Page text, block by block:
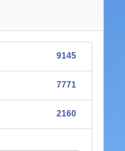
9145
7771
2160